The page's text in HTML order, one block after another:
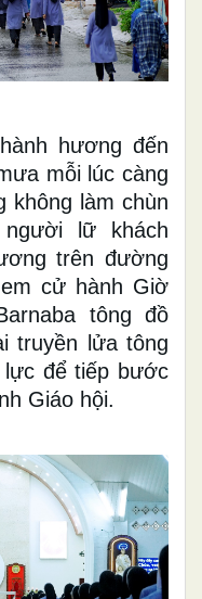
hương đến
mỗi lúc càng
không làm chùn
lữ khách
trên đường
cử hành Giờ
tông đồ
truyền lửa tông
lực để tiếp bước
Giáo hội.